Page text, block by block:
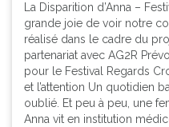
La Disparition d’Anna –
grande joie de voir notre
réalisé dans le cadre du
partenariat avec AG2R
pour le Festival Regards
et l’attention Un quotidien
oublié. Et peu à peu, une
Anna vit en institution